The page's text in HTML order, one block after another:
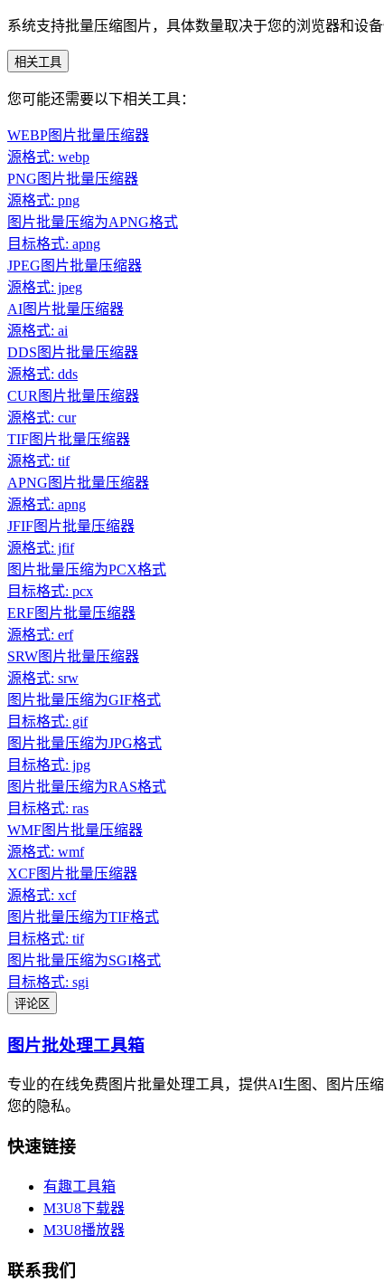
系统支持批量压缩图片，具体数量取决于您的浏览器和设
相关工具
您可能还需要以下相关工具：
WEBP图片批量压缩器
源格式: webp
PNG图片批量压缩器
源格式: png
图片批量压缩为APNG格式
目标格式: apng
JPEG图片批量压缩器
源格式: jpeg
AI图片批量压缩器
源格式: ai
DDS图片批量压缩器
源格式: dds
CUR图片批量压缩器
源格式: cur
TIF图片批量压缩器
源格式: tif
APNG图片批量压缩器
源格式: apng
JFIF图片批量压缩器
源格式: jfif
图片批量压缩为PCX格式
目标格式: pcx
ERF图片批量压缩器
源格式: erf
SRW图片批量压缩器
源格式: srw
图片批量压缩为GIF格式
目标格式: gif
图片批量压缩为JPG格式
目标格式: jpg
图片批量压缩为RAS格式
目标格式: ras
WMF图片批量压缩器
源格式: wmf
XCF图片批量压缩器
源格式: xcf
图片批量压缩为TIF格式
目标格式: tif
图片批量压缩为SGI格式
目标格式: sgi
评论区
图片批处理工具箱
专业的在线免费图片批量处理工具，提供AI生图、图片压
您的隐私。
快速链接
有趣工具箱
M3U8下载器
M3U8播放器
联系我们